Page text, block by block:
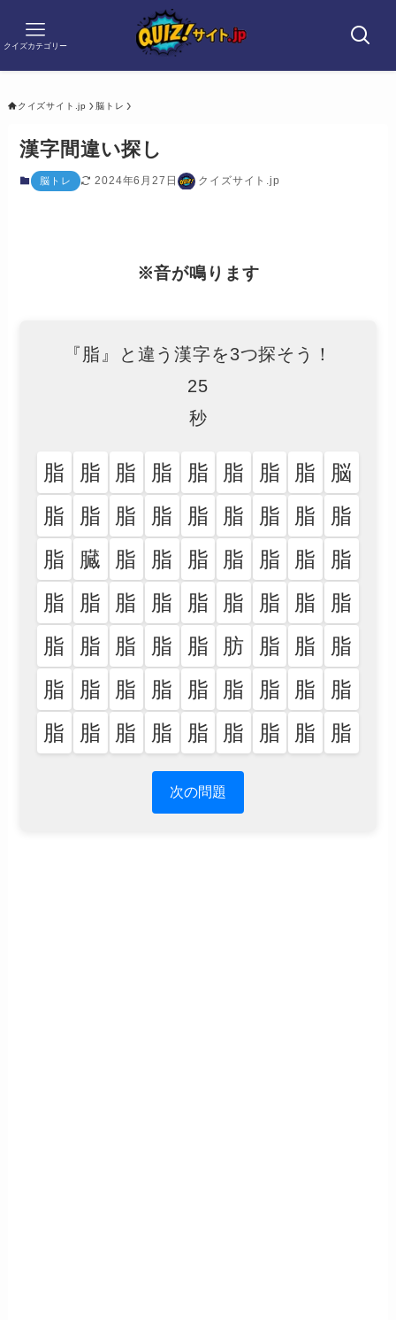
クイズカテゴリー
クイズサイト.jp 脳トレ
漢字間違い探し
脳トレ 2024年6月27日 クイズサイト.jp
※音が鳴ります
『脂』と違う漢字を3つ探そう！
25
秒
脂 脂 脂 脂 脂 脂 脂 脂
脳
脂
脂 脂 脂 脂 脂 脂 脂
脂
脂
臓 脂 脂 脂 脂 脂 脂
脂
脂
脂 脂 脂 脂 脂 脂 脂
脂
脂
脂 脂 脂 脂 肪 脂 脂
脂
脂
脂 脂 脂 脂 脂 脂 脂
脂
脂
脂 脂 脂 脂 脂 脂 脂 脂
次の問題